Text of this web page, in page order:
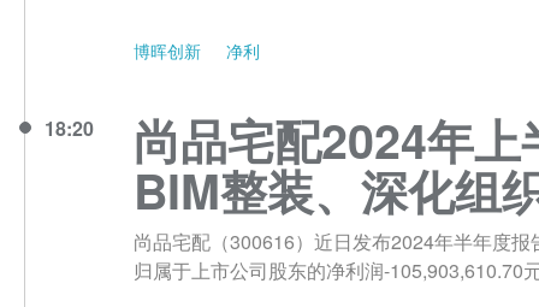
博晖创新 净利
18:20 尚品宅配2024年
BIM整装、深化组
尚品宅配（300616）近日发布2024年半年度
归属于上市公司股东的净利润-105,903,610.70